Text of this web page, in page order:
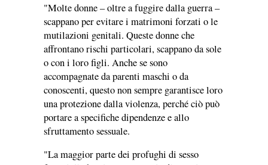
"Molte donne – oltre a fuggire dalla guerra –
scappano per evitare i matrimoni forzati o le
mutilazioni genitali. Queste donne che
affrontano rischi particolari, scappano da sole
o con i loro figli. Anche se sono
accompagnate da parenti maschi o da
conoscenti, questo non sempre garantisce loro
una protezione dalla violenza, perché ciò può
portare a specifiche dipendenze e allo
sfruttamento sessuale.
"La maggior parte dei profughi di sesso